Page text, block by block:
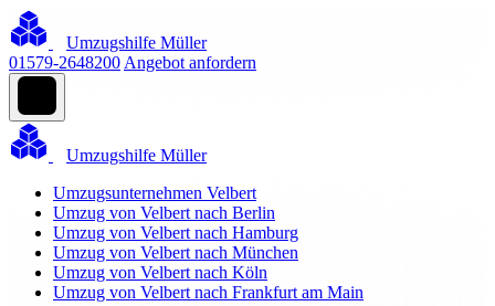
Umzugshilfe Müller
01579-2648200 Angebot anfordern
Umzugshilfe Müller
Umzugsunternehmen Velbert
Umzug von Velbert nach Berlin
Umzug von Velbert nach Hamburg
Umzug von Velbert nach München
Umzug von Velbert nach Köln
Umzug von Velbert nach Frankfurt am Main